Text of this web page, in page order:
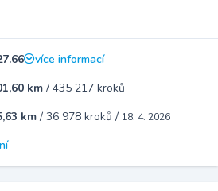
více informací
km / 435 217 kroků
km / 36 978 kroků / 18. 4. 2026